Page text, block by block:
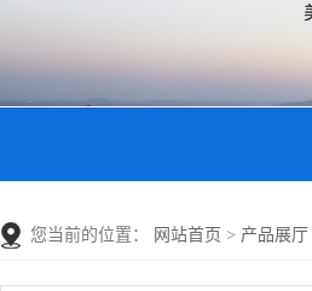
您当前的位置： 网站首页 > 产品展厅